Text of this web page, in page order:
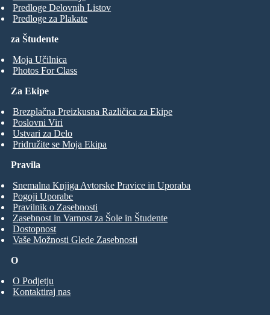
za Študente
Moja Učilnica
Photos For Class
Predloge Delovnih Listov
Predloge za Plakate
Za Ekipe
Brezplačna Preizkusna Različica za Ekipe
Poslovni Viri
Ustvari za Delo
Pridružite se Moja Ekipa
O
O Podjetju
Kontaktiraj nas
Pravila
Snemalna Knjiga Avtorske Pravice in Uporaba
Pogoji Uporabe
Pravilnik o Zasebnosti
Zasebnost in Varnost za Šole in Študente
Dostopnost
Vaše Možnosti Glede Zasebnosti